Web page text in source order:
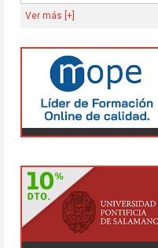
Ver más [+]